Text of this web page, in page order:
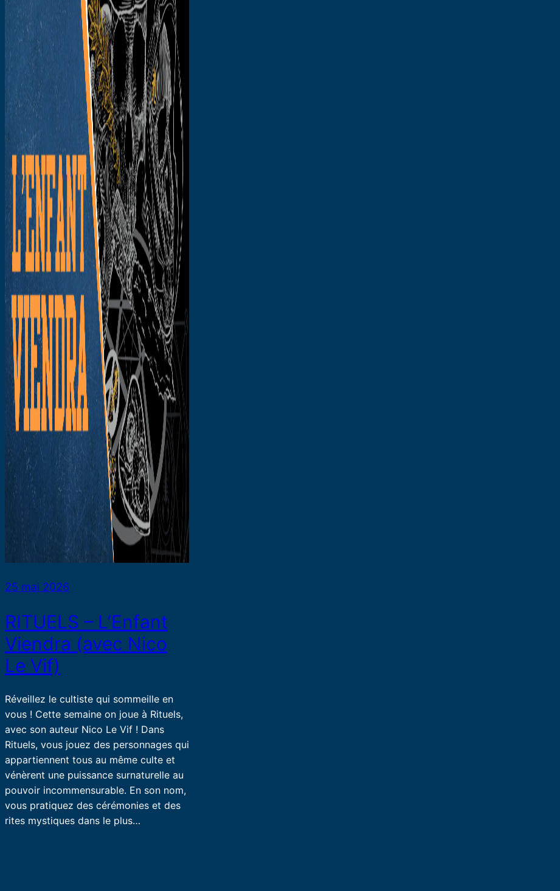
25 mai 2026
RITUELS – L’Enfant
Viendra (avec Nico
Le Vif)
Réveillez le cultiste qui sommeille en
vous ! Cette semaine on joue à Rituels,
avec son auteur Nico Le Vif ! Dans
Rituels, vous jouez des personnages qui
appartiennent tous au même culte et
vénèrent une puissance surnaturelle au
pouvoir incommensurable. En son nom,
vous pratiquez des cérémonies et des
rites mystiques dans le plus…